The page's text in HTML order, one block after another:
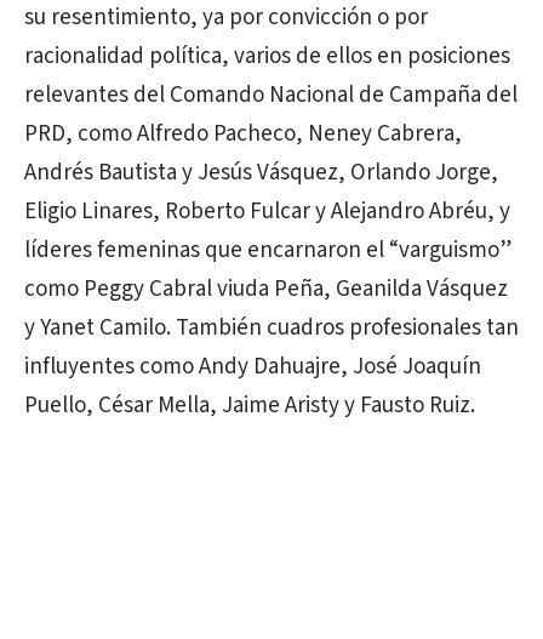
su resentimiento, ya por convicción o por
racionalidad política, varios de ellos en posiciones
relevantes del Comando Nacional de Campaña del
PRD, como Alfredo Pacheco, Neney Cabrera,
Andrés Bautista y Jesús Vásquez, Orlando Jorge,
Eligio Linares, Roberto Fulcar y Alejandro Abréu, y
líderes femeninas que encarnaron el “varguismo”
como Peggy Cabral viuda Peña, Geanilda Vásquez
y Yanet Camilo. También cuadros profesionales tan
influyentes como Andy Dahuajre, José Joaquín
Puello, César Mella, Jaime Aristy y Fausto Ruiz.